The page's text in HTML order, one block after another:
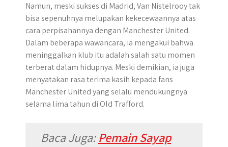
Namun, meski sukses di Madrid, Van Nistelrooy tak
bisa sepenuhnya melupakan kekecewaannya atas
cara perpisahannya dengan Manchester United.
Dalam beberapa wawancara, ia mengakui bahwa
meninggalkan klub itu adalah salah satu momen
terberat dalam hidupnya. Meski demikian, ia juga
menyatakan rasa terima kasih kepada fans
Manchester United yang selalu mendukungnya
selama lima tahun di Old Trafford.
Baca Juga:Pemain Sayap